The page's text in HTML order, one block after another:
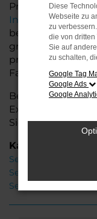
Profitieren Sie
Inzahlungnahme,
bei Ihrem Seat
großen Auswahl
professionellen
Fahrzeug, das
Besuchen Sie
Expertenteam
Sie!
Kategorie
Seat Ibiza
Seat Ibiza
Seat Ibiza Rotenburg
Diese
Webseite zu
zu
die von
Sie auf
zu schalten,
Google Tag
Google Ads
Google